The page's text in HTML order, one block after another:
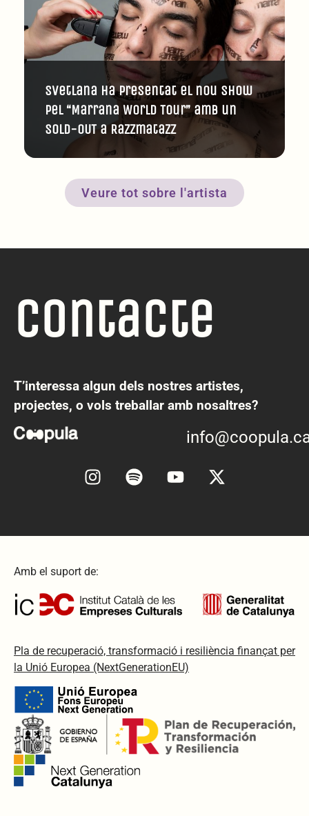
Svetlana ha presentat el nou show
pel “Marrana World Tour” amb un
SOLD-OUT a Razzmatazz
Veure tot sobre l'artista
Contacte
T’interessa algun dels nostres artistes,
projectes, o vols treballar amb nosaltres?
Amb el suport de:
Pla de recuperació, transformació i resiliència finançat per
la Unió Europea (NextGenerationEU)